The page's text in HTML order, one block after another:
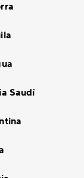
Saudí